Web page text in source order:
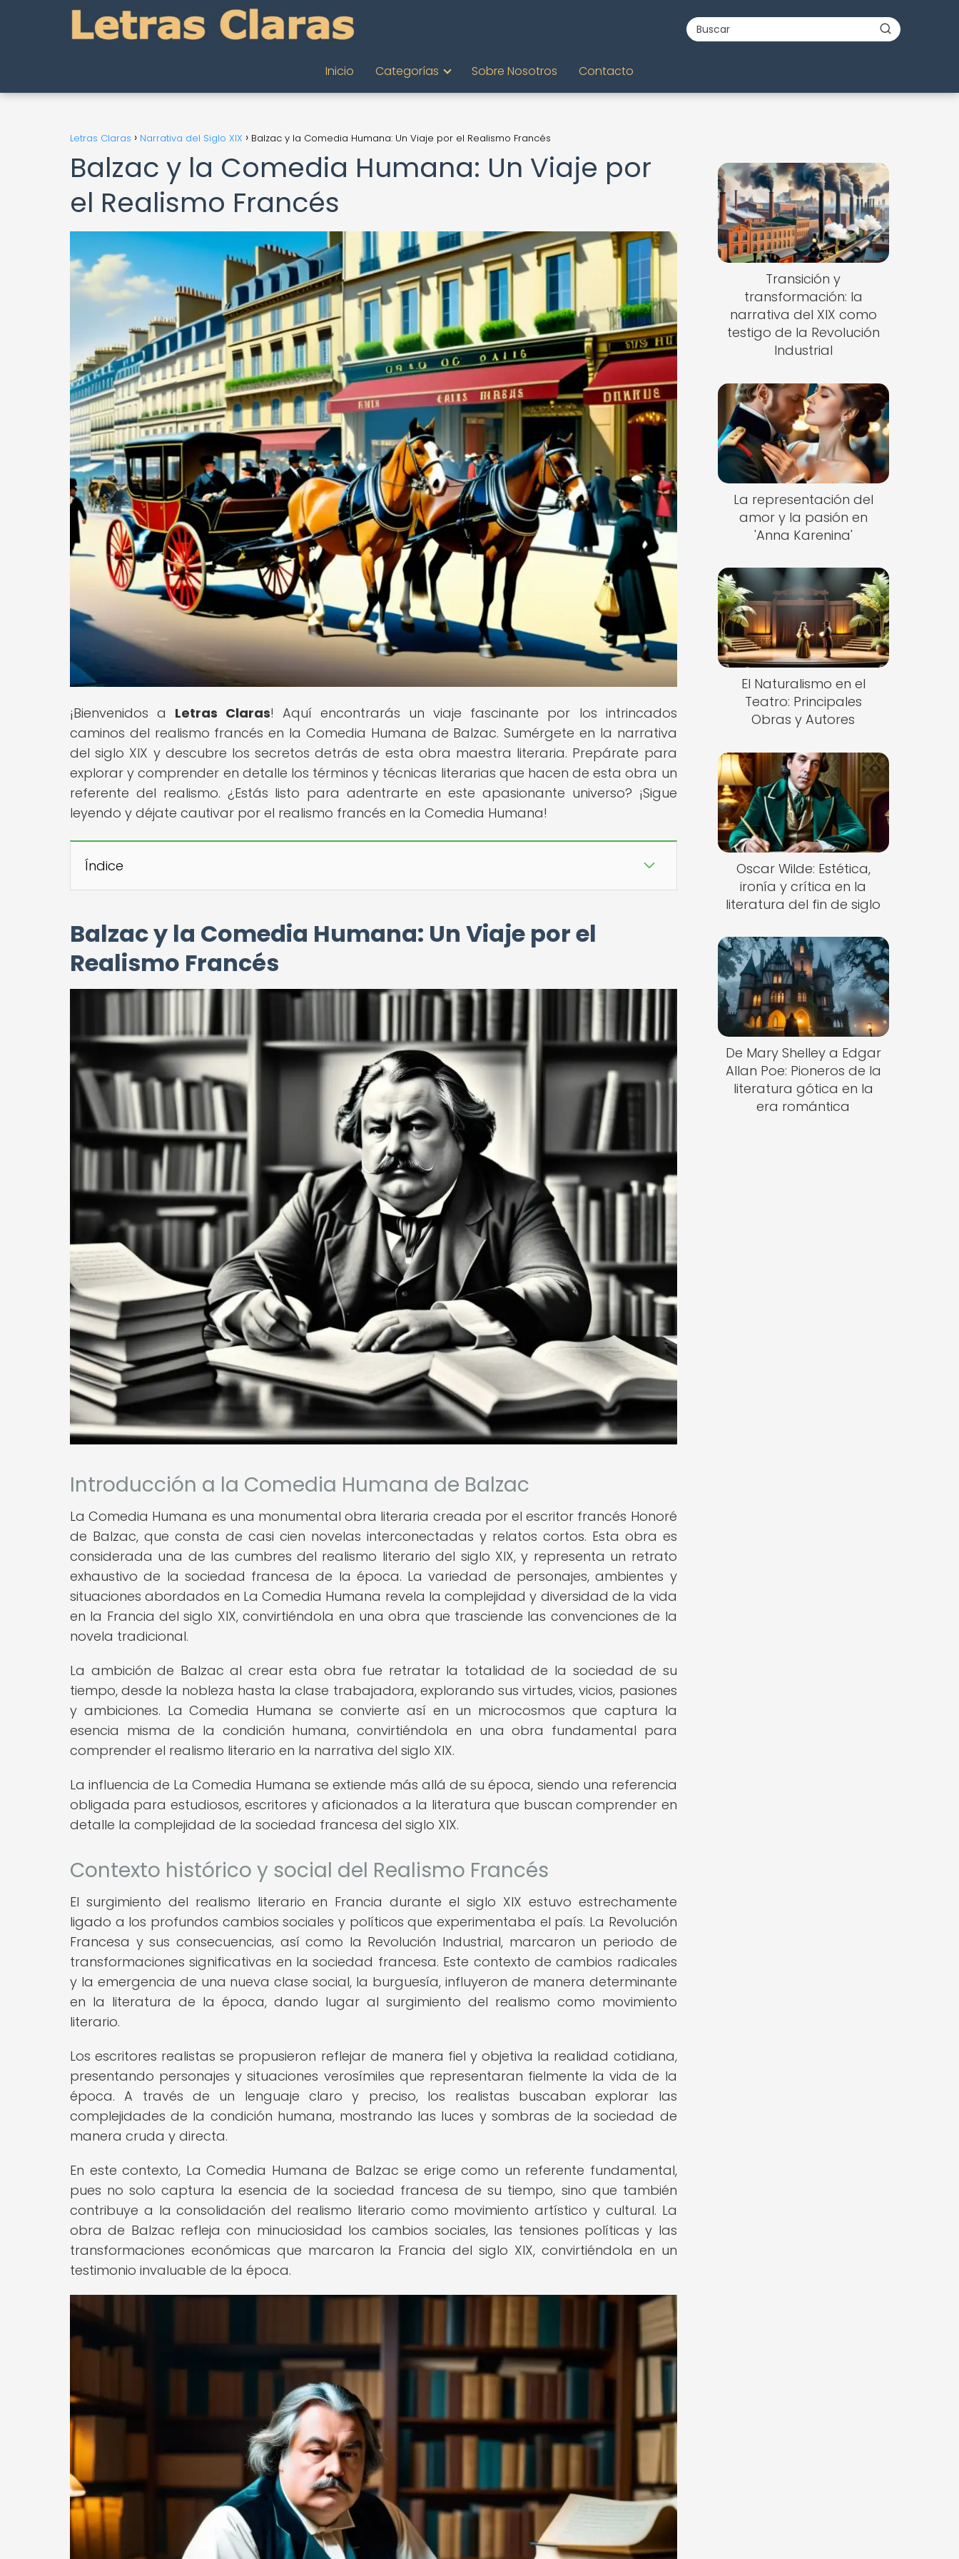
Inicio Categorías Sobre Nosotros Contacto
Letras Claras Narrativa del Siglo XIX Balzac y la Comedia Humana: Un Viaje por el Realismo Francés
Balzac y la Comedia Humana: Un Viaje por
el Realismo Francés
¡Bienvenidos a Letras Claras! Aquí encontrarás un viaje fascinante por los intrincados
caminos del realismo francés en la Comedia Humana de Balzac. Sumérgete en la narrativa
del siglo XIX y descubre los secretos detrás de esta obra maestra literaria. Prepárate para
explorar y comprender en detalle los términos y técnicas literarias que hacen de esta obra un
referente del realismo. ¿Estás listo para adentrarte en este apasionante universo? ¡Sigue
leyendo y déjate cautivar por el realismo francés en la Comedia Humana!
Índice
Balzac y la Comedia Humana: Un Viaje por el
Realismo Francés
Introducción a la Comedia Humana de Balzac
La Comedia Humana es una monumental obra literaria creada por el escritor francés Honoré
de Balzac, que consta de casi cien novelas interconectadas y relatos cortos. Esta obra es
considerada una de las cumbres del realismo literario del siglo XIX, y representa un retrato
exhaustivo de la sociedad francesa de la época. La variedad de personajes, ambientes y
situaciones abordados en La Comedia Humana revela la complejidad y diversidad de la vida
en la Francia del siglo XIX, convirtiéndola en una obra que trasciende las convenciones de la
novela tradicional.
La ambición de Balzac al crear esta obra fue retratar la totalidad de la sociedad de su
tiempo, desde la nobleza hasta la clase trabajadora, explorando sus virtudes, vicios, pasiones
y ambiciones. La Comedia Humana se convierte así en un microcosmos que captura la
esencia misma de la condición humana, convirtiéndola en una obra fundamental para
comprender el realismo literario en la narrativa del siglo XIX.
La influencia de La Comedia Humana se extiende más allá de su época, siendo una referencia
obligada para estudiosos, escritores y aficionados a la literatura que buscan comprender en
detalle la complejidad de la sociedad francesa del siglo XIX.
Contexto histórico y social del Realismo Francés
El surgimiento del realismo literario en Francia durante el siglo XIX estuvo estrechamente
ligado a los profundos cambios sociales y políticos que experimentaba el país. La Revolución
Francesa y sus consecuencias, así como la Revolución Industrial, marcaron un periodo de
transformaciones significativas en la sociedad francesa. Este contexto de cambios radicales
y la emergencia de una nueva clase social, la burguesía, influyeron de manera determinante
en la literatura de la época, dando lugar al surgimiento del realismo como movimiento
literario.
Los escritores realistas se propusieron reflejar de manera fiel y objetiva la realidad cotidiana,
presentando personajes y situaciones verosímiles que representaran fielmente la vida de la
época. A través de un lenguaje claro y preciso, los realistas buscaban explorar las
complejidades de la condición humana, mostrando las luces y sombras de la sociedad de
manera cruda y directa.
En este contexto, La Comedia Humana de Balzac se erige como un referente fundamental,
pues no solo captura la esencia de la sociedad francesa de su tiempo, sino que también
contribuye a la consolidación del realismo literario como movimiento artístico y cultural. La
obra de Balzac refleja con minuciosidad los cambios sociales, las tensiones políticas y las
transformaciones económicas que marcaron la Francia del siglo XIX, convirtiéndola en un
testimonio invaluable de la época.
Transición y
transformación: la
narrativa del XIX como
testigo de la Revolución
Industrial
La representación del
amor y la pasión en
'Anna Karenina'
El Naturalismo en el
Teatro: Principales
Obras y Autores
Oscar Wilde: Estética,
ironía y crítica en la
literatura del fin de siglo
De Mary Shelley a Edgar
Allan Poe: Pioneros de la
literatura gótica en la
era romántica